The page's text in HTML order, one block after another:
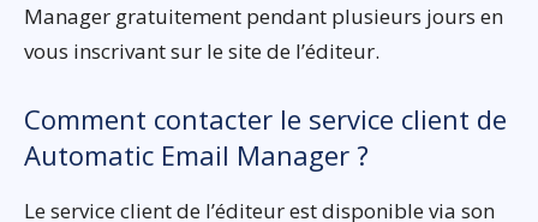
Manager gratuitement pendant plusieurs jours en
vous inscrivant sur le site de l’éditeur.
Comment contacter le service client de
Automatic Email Manager ?
Le service client de l’éditeur est disponible via son